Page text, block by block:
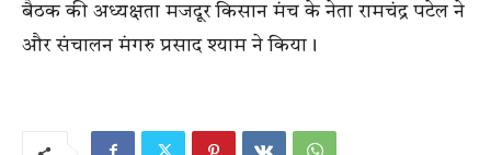
बैठक की अध्यक्षता मजदूर किसान मंच के नेता रामचंद्र पटेल ने
और संचालन मंगरु प्रसाद श्याम ने किया।